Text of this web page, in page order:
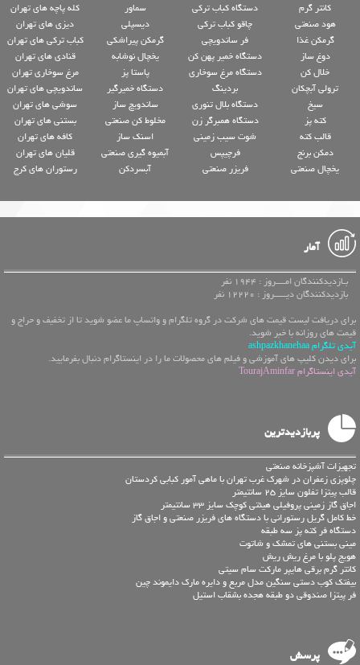
کانتر گرم
هود صنعتی
گرمکن غذا
دوغ ساز
خلال کن
ترولی آبچکان
سیخ
کته پز
قالب کته
دمکن برنج
یخچال صنعتی
دستگاه کباب ترکی
چاقو کباب ترکی
فر ساندویچی
دستگاه خمیر پهن کن
دستگاه مرغ سوخاری
بردینگ
دستگاه بلال تنوری
دستگاه همبرگر زن
شوت سیب زمینی
فرچیپس
فریزر صنعتی
سماور
دیسپلی
گرمکن پیراشکی
یخچال نوشابه
پاستا پز
دستگاه خمیرگیر
ساندویچ ساز
مخلوط کن صنعتی
اسنک ساز
آبمیوه گیری صنعتی
آبسردکن
کله پاچه های تهران
دیزی های تهران
کباب ترکی های تهران
قنادی های تهران
مرغ سوخاری تهران
ساندویچی های تهران
سوشی های تهران
بستنی های تهران
کافه های تهران
قلیان های تهران
رستوران های کرج
آمار
بـازدیدکنندگان امــــروز : 1944 نفر
بازدیدکنندگان دیـــــروز : 12220 نفر
برای دریافت لیست قیمت های شرکت در گروه تلگرام و واتساپ ما عضو شوید تا از تخفیف و حراج و
قیمت های روزانه با خبر شوید.
آیدی تلگرام ashpazkhanehaa
برای دیدن کلیپ های آموزشی و فیلم های محصولات ما را در اینستاگرام دنبال بفرمایید.
آیدی اینستاگرام TourajAminfar
پربازدیدترین
تجهیزات آشپزخانه صنعتی
چلوپزی زعفران در شهرک غرب تهران با ماهی آمور کبابی کردستان
قالب پیتزا تفلون سایز 25 سانتیمتر
اجاق گاز زمینی پروفیلی هیئتی کوچک سایز 33 سانتیمتر
خط کامل گریل رستورانی با دستگاه های فریزر صنعتی و اجاق گاز
دستگاه فر کته پز سه طبقه
مینی بستنی های تمشک و شاتوت
هویج پلو با مرغ ریش ریش
کانتر گرم برقی هایپر مارکت سام سیتی
بیفتک کوب دستی سنگین مدل مربع و دایره مارک دایموند چین
فر پیتزا صندوقی دو طبقه هجده بشقاب استیل
پرسش